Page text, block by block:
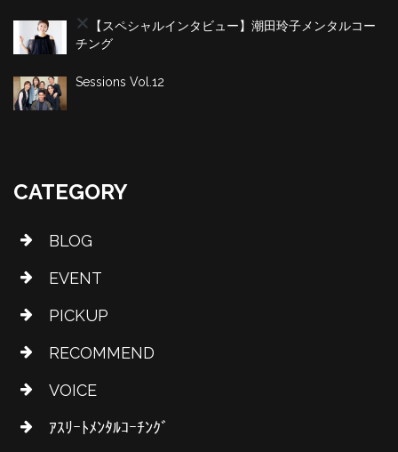
【スペシャルインタビュー】潮田玲子メンタルコー
チング
Sessions Vol.12
CATEGORY
BLOG
EVENT
PICKUP
RECOMMEND
VOICE
ｱｽﾘｰﾄﾒﾝﾀﾙｺｰﾁﾝｸﾞ